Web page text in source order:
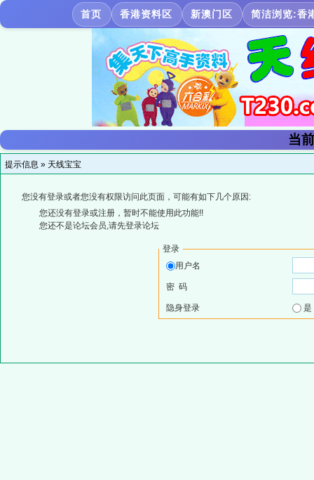
首页 香港资料区 新澳门区 简洁浏览:香
当
提示信息 » 天线宝宝
您没有登录或者您没有权限访问此页面，可能有如下几个原因:
您还没有登录或注册，暂时不能使用此功能!!
您还不是论坛会员,请先登录论坛
登录
用户名
密 码
隐身登录